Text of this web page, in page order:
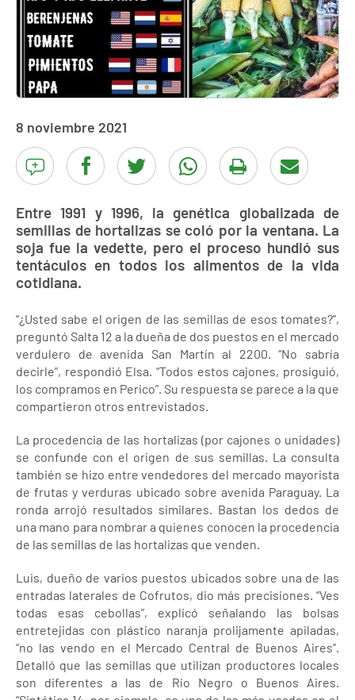
8 noviembre 2021
Entre 1991 y 1996, la genética globalizada de
semillas de hortalizas se coló por la ventana. La
soja fue la vedette, pero el proceso hundió sus
tentáculos en todos los alimentos de la vida
cotidiana.
“¿Usted sabe el origen de las semillas de esos tomates?”,
preguntó Salta 12 a la dueña de dos puestos en el mercado
verdulero de avenida San Martín al 2200. “No sabría
decirle”, respondió Elsa. “Todos estos cajones, prosiguió,
los compramos en Perico”. Su respuesta se parece a la que
compartieron otros entrevistados.
La procedencia de las hortalizas (por cajones o unidades)
se confunde con el origen de sus semillas. La consulta
también se hizo entre vendedores del mercado mayorista
de frutas y verduras ubicado sobre avenida Paraguay. La
ronda arrojó resultados similares. Bastan los dedos de
una mano para nombrar a quienes conocen la procedencia
de las semillas de las hortalizas que venden.
Luis, dueño de varios puestos ubicados sobre una de las
entradas laterales de Cofrutos, dio más precisiones. “Ves
todas esas cebollas”, explicó señalando las bolsas
entretejidas con plástico naranja prolijamente apiladas,
“no las vendo en el Mercado Central de Buenos Aires”.
Detalló que las semillas que utilizan productores locales
son diferentes a las de Río Negro o Buenos Aires.